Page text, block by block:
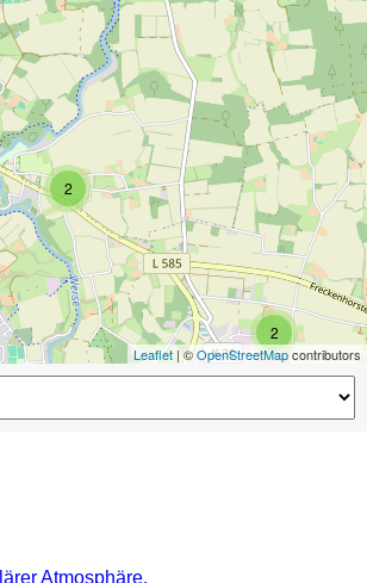
2
2
Leaflet| ©OpenStreetMapcontributors